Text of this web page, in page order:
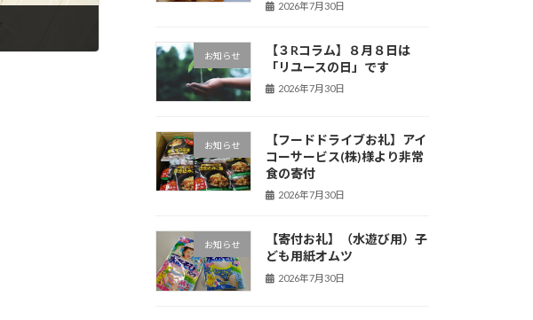
2026年7月30日
お知らせ
【３Rコラム】８月８日は
「リユースの日」です
2026年7月30日
お知らせ
【フードドライブお礼】アイ
コーサービス(株)様より非常
食の寄付
2026年7月30日
お知らせ
【寄付お礼】（水遊び用）子
ども用紙オムツ
2026年7月30日